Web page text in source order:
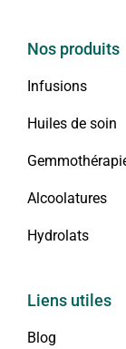
Nos produits
Infusions
Huiles de soin
Alcoolatures
Hydrolats
Liens utiles
Blog